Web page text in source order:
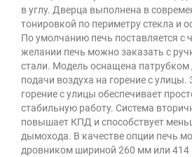
в углу. Дверца выполнена в
тонировкой по периметру стекла и
По умолчанию печь поставляется с
желании печь можно заказать с
стали. Модель оснащена
подачи воздуха на горение с улицы.
горение с улицы обеспечивает
стабильную работу. Система
повышает КПД и способствует
дымохода. В качестве опции печь
дровником шириной 260 мм или 414